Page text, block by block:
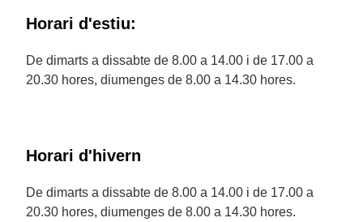
Horari d'estiu:
De dimarts a dissabte de 8.00 a 14.00 i de 17.00 a
20.30 hores, diumenges de 8.00 a 14.30 hores.
Horari d'hivern
De dimarts a dissabte de 8.00 a 14.00 i de 17.00 a
20.30 hores, diumenges de 8.00 a 14.30 hores.